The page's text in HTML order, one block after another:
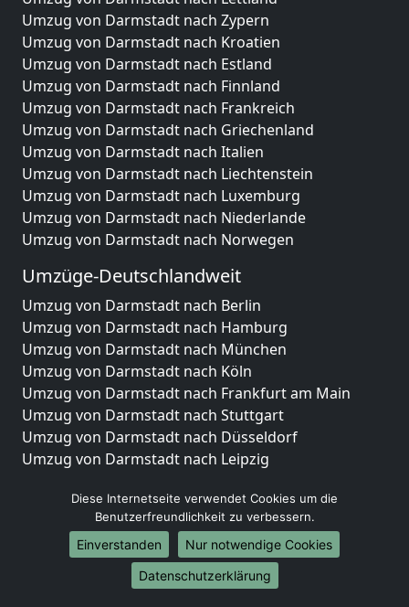
Umzug von Darmstadt nach Zypern
Umzug von Darmstadt nach Kroatien
Umzug von Darmstadt nach Estland
Umzug von Darmstadt nach Finnland
Umzug von Darmstadt nach Frankreich
Umzug von Darmstadt nach Griechenland
Umzug von Darmstadt nach Italien
Umzug von Darmstadt nach Liechtenstein
Umzug von Darmstadt nach Luxemburg
Umzug von Darmstadt nach Niederlande
Umzug von Darmstadt nach Norwegen
Umzüge-Deutschlandweit
Umzug von Darmstadt nach Berlin
Umzug von Darmstadt nach Hamburg
Umzug von Darmstadt nach München
Umzug von Darmstadt nach Köln
Umzug von Darmstadt nach Frankfurt am Main
Umzug von Darmstadt nach Stuttgart
Umzug von Darmstadt nach Düsseldorf
Umzug von Darmstadt nach Leipzig
Umzug von Darmstadt nach Essen
Umzug von Darmstadt nach Bremen
Umzug von Darmstadt nach Dresden
Umzug von Darmstadt nach Hannover
Umzug von Darmstadt nach Nürnberg
Diese Internetseite verwendet Cookies um die
Benutzerfreundlichkeit zu verbessern.
Einverstanden
Nur notwendige Cookies
Datenschutzerklärung